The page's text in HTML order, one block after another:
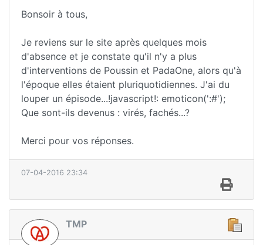
Bonsoir à tous,
Je reviens sur le site après quelques mois
d'absence et je constate qu'il n'y a plus
d'interventions de Poussin et PadaOne, alors qu'à
l'époque elles étaient pluriquotidiennes. J'ai du
louper un épisode...!javascript!: emoticon(':#');
Que sont-ils devenus : virés, fachés...?
Merci pour vos réponses.
07-04-2016 23:34
TMP